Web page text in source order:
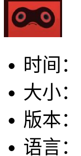
时间：
大小：
版本：
语言：